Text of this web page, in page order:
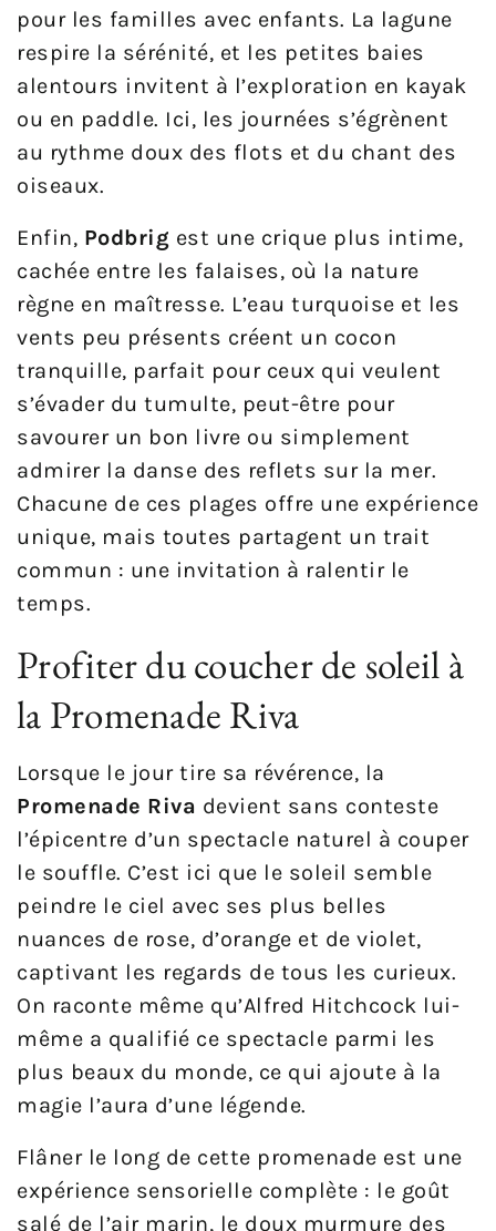
pour les familles avec enfants. La lagune
respire la sérénité, et les petites baies
alentours invitent à l’exploration en kayak
ou en paddle. Ici, les journées s’égrènent
au rythme doux des flots et du chant des
oiseaux.
Enfin, Podbrig est une crique plus intime,
cachée entre les falaises, où la nature
règne en maîtresse. L’eau turquoise et les
vents peu présents créent un cocon
tranquille, parfait pour ceux qui veulent
s’évader du tumulte, peut-être pour
savourer un bon livre ou simplement
admirer la danse des reflets sur la mer.
Chacune de ces plages offre une expérience
unique, mais toutes partagent un trait
commun : une invitation à ralentir le
temps.
Profiter du coucher de soleil à
la Promenade Riva
Lorsque le jour tire sa révérence, la
Promenade Riva devient sans conteste
l’épicentre d’un spectacle naturel à couper
le souffle. C’est ici que le soleil semble
peindre le ciel avec ses plus belles
nuances de rose, d’orange et de violet,
captivant les regards de tous les curieux.
On raconte même qu’Alfred Hitchcock lui-
même a qualifié ce spectacle parmi les
plus beaux du monde, ce qui ajoute à la
magie l’aura d’une légende.
Flâner le long de cette promenade est une
expérience sensorielle complète : le goût
salé de l’air marin, le doux murmure des